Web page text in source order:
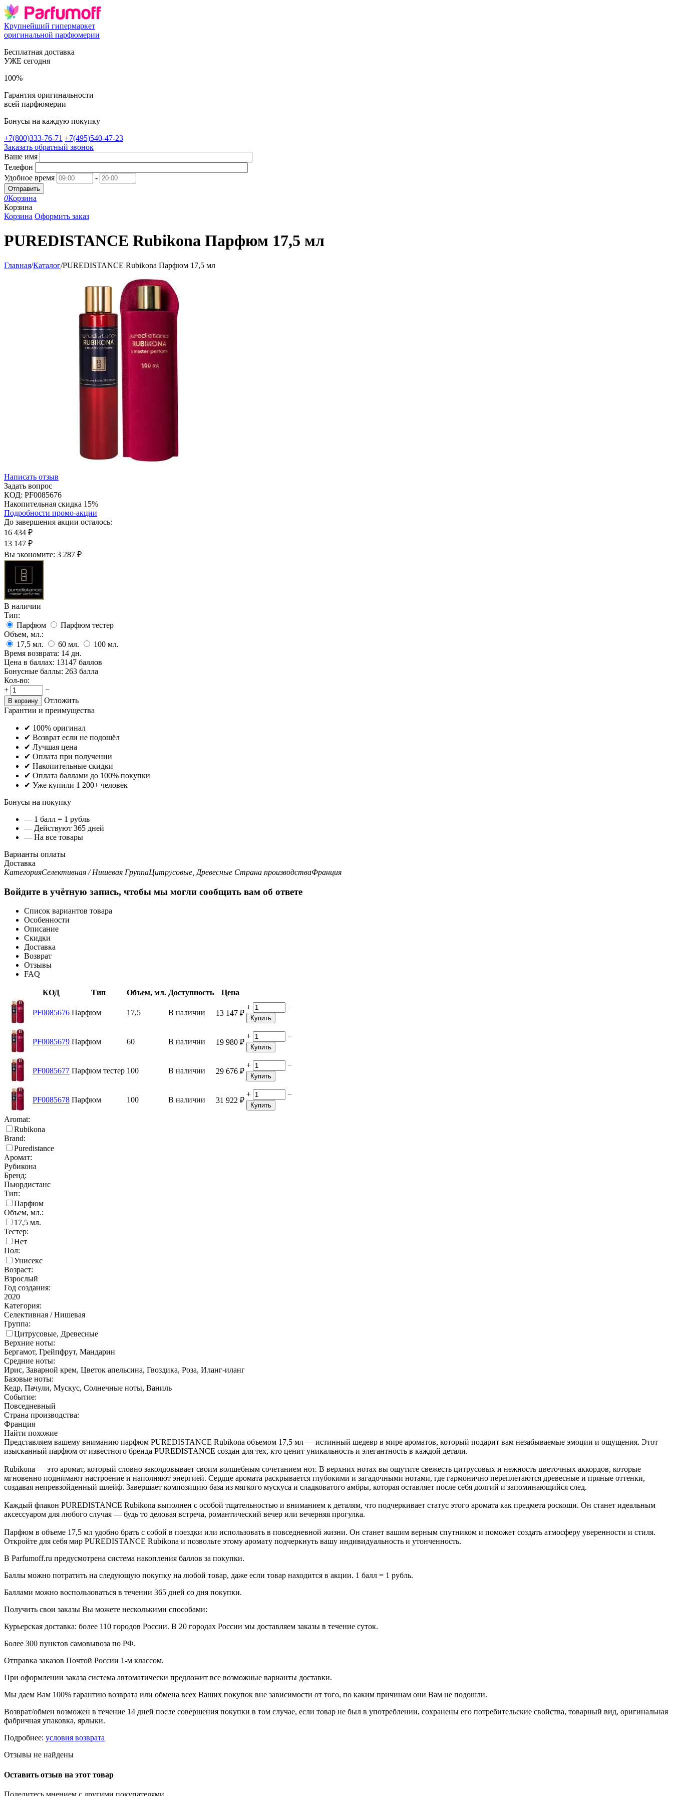
Крупнейший гипермаркет
оригинальной парфюмерии
Бесплатная доставка
УЖЕ сегодня
100%
Гарантия оригинальности
всей парфюмерии
Бонусы на каждую покупку
+7(800)333-76-71 +7(495)540-47-23
Заказать обратный звонок
Ваше имя
Телефон
Удобное время
-
Отправить
0Корзина
Корзина
Корзина Оформить заказ
PUREDISTANCE Rubikona Парфюм 17,5 мл
Главная/Каталог/PUREDISTANCE Rubikona Парфюм 17,5 мл
Написать отзыв
Задать вопрос
КОД: PF0085676
Накопительная скидка 15%
Подробности промо-акции
До завершения акции осталось:
16 434 ₽
13 147 ₽
Вы экономите: 3 287 ₽
В наличии
Тип:
Парфюм
Парфюм тестер
Объем, мл.:
17,5 мл. 60 мл. 100 мл.
Время возврата: 14 дн.
Цена в баллах: 13147 баллов
Бонусные баллы: 263 балла
Кол-во:
+
−
В корзину
Отложить
Гарантии и преимущества
✔ 100% оригинал
✔ Возврат если не подошёл
✔ Лучшая цена
✔ Оплата при получении
✔ Накопительные скидки
✔ Оплата баллами до 100% покупки
✔ Уже купили 1 200+ человек
Бонусы на покупку
— 1 балл = 1 рубль
— Действуют 365 дней
— На все товары
Варианты оплаты
Доставка
КатегорияСелективная / Нишевая ГруппаЦитрусовые, Древесные Страна производстваФранция
Войдите в учётную запись, чтобы мы могли сообщить вам об ответе
Список вариантов товара
Особенности
Описание
Скидки
Доставка
Возврат
Отзывы
FAQ
КОД Тип Объем, мл. Доступность Цена
PF0085676 Парфюм 17,5 В наличии 13 147 ₽
+ −
Купить
PF0085679 Парфюм 60 В наличии 19 980 ₽
+ −
Купить
PF0085677 Парфюм тестер 100 В наличии 29 676 ₽
+ −
Купить
PF0085678 Парфюм 100 В наличии 31 922 ₽
+ −
Купить
Aromat:
Rubikona
Brand:
Puredistance
Аромат:
Рубикона
Бренд:
Пьюрдистанс
Тип:
Парфюм
Объем, мл.:
17,5 мл.
Тестер:
Нет
Пол:
Унисекс
Возраст:
Взрослый
Год создания:
2020
Категория:
Селективная / Нишевая
Группа:
Цитрусовые, Древесные
Верхние ноты:
Бергамот, Грейпфрут, Мандарин
Средние ноты:
Ирис, Заварной крем, Цветок апельсина, Гвоздика, Роза, Иланг-иланг
Базовые ноты:
Кедр, Пачули, Мускус, Солнечные ноты, Ваниль
Событие:
Повседневный
Страна производства:
Франция
Найти похожие
Представляем вашему вниманию парфюм PUREDISTANCE Rubikona объемом 17,5 мл — истинный шедевр в мире ароматов, который подарит вам незабываемые эмоции и ощущения. Этот
изысканный парфюм от известного бренда PUREDISTANCE создан для тех, кто ценит уникальность и элегантность в каждой детали.
Rubikona — это аромат, который словно заколдовывает своим волшебным сочетанием нот. В верхних нотах вы ощутите свежесть цитрусовых и нежность цветочных аккордов, которые
мгновенно поднимают настроение и наполняют энергией. Сердце аромата раскрывается глубокими и загадочными нотами, где гармонично переплетаются древесные и пряные оттенки,
создавая непревзойденный шлейф. Завершает композицию база из мягкого мускуса и сладковатого амбры, которая оставляет после себя долгий и запоминающийся след.
Каждый флакон PUREDISTANCE Rubikona выполнен с особой тщательностью и вниманием к деталям, что подчеркивает статус этого аромата как предмета роскоши. Он станет идеальным
аксессуаром для любого случая — будь то деловая встреча, романтический вечер или вечерняя прогулка.
Парфюм в объеме 17,5 мл удобно брать с собой в поездки или использовать в повседневной жизни. Он станет вашим верным спутником и поможет создать атмосферу уверенности и стиля.
Откройте для себя мир PUREDISTANCE Rubikona и позвольте этому аромату подчеркнуть вашу индивидуальность и утонченность.
В Parfumoff.ru предусмотрена система накопления баллов за покупки.
Баллы можно потратить на следующую покупку на любой товар, даже если товар находится в акции. 1 балл = 1 рубль.
Баллами можно воспользоваться в течении 365 дней со дня покупки.
Получить свои заказы Вы можете несколькими способами:
Курьерская доставка: более 110 городов России. В 20 городах России мы доставляем заказы в течение суток.
Более 300 пунктов самовывоза по РФ.
Отправка заказов Почтой России 1-м классом.
При оформлении заказа система автоматически предложит все возможные варианты доставки.
Мы даем Вам 100% гарантию возврата или обмена всех Ваших покупок вне зависимости от того, по каким причинам они Вам не подошли.
Возврат/обмен возможен в течение 14 дней после совершения покупки в том случае, если товар не был в употреблении, сохранены его потребительские свойства, товарный вид, оригинальная
фабричная упаковка, ярлыки.
Подробнее: условия возврата
Отзывы не найдены
Оставить отзыв на этот товар
Поделитесь мнением с другими покупателями